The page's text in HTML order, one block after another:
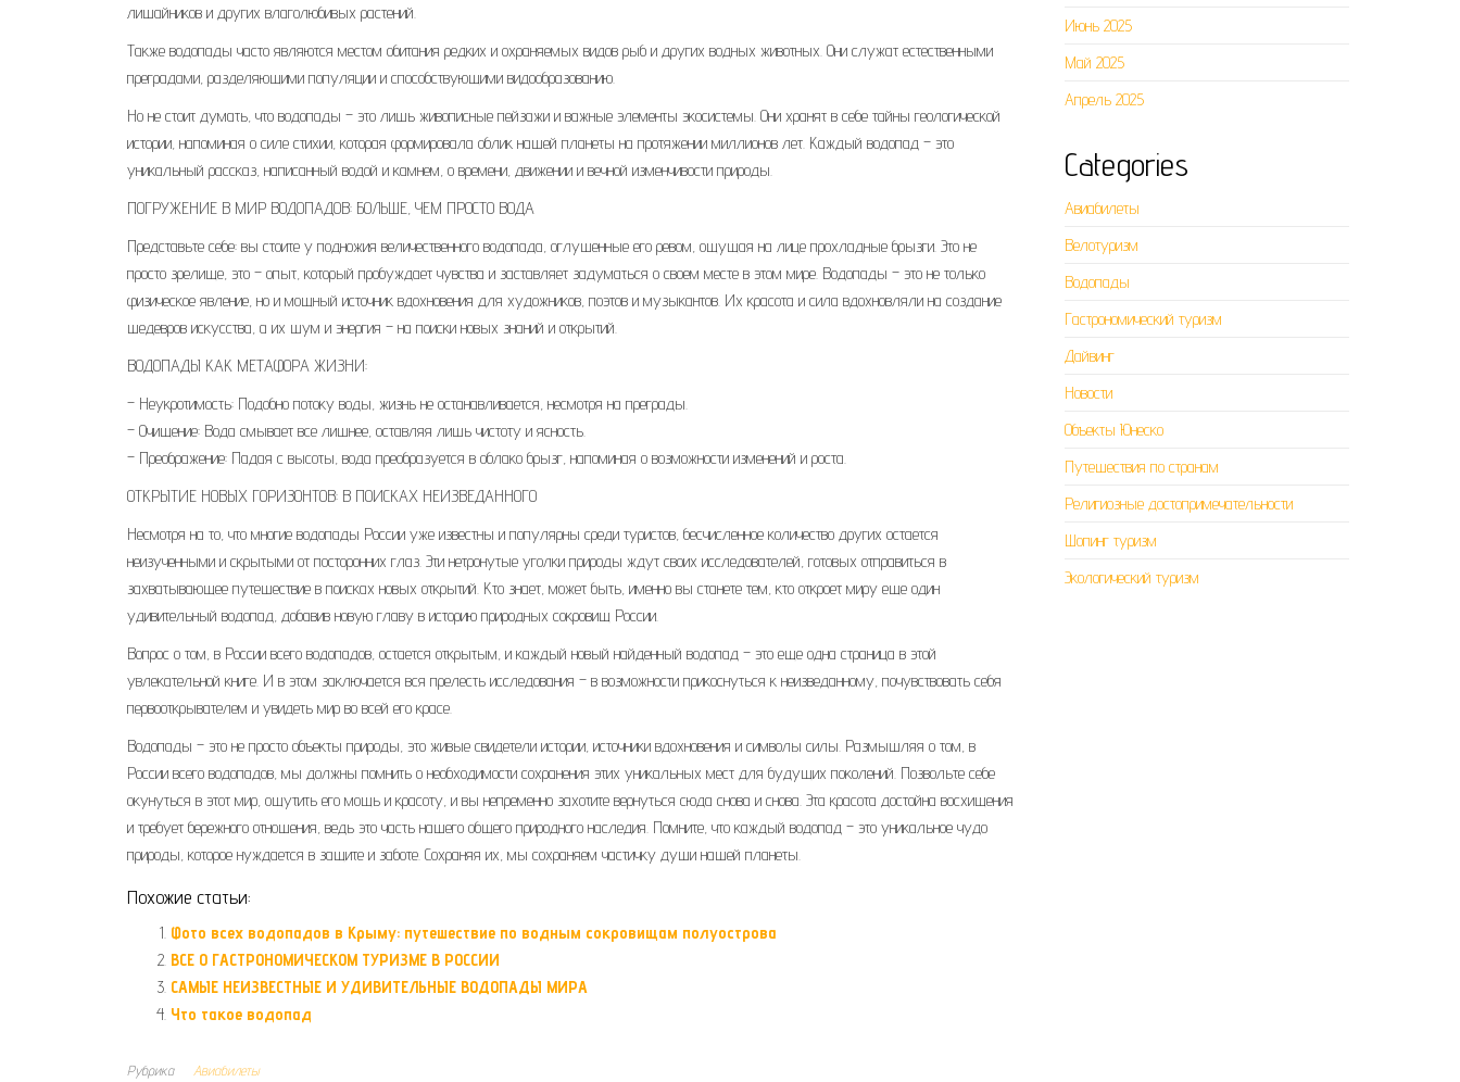
лишайников и других влаголюбивых растений.
Также водопады часто являются местом обитания редких и охраняемых видов рыб и других водных животных. Они служат естественными
преградами, разделяющими популяции и способствующими видообразованию.
Но не стоит думать, что водопады – это лишь живописные пейзажи и важные элементы экосистемы. Они хранят в себе тайны геологической
истории, напоминая о силе стихии, которая формировала облик нашей планеты на протяжении миллионов лет. Каждый водопад – это
уникальный рассказ, написанный водой и камнем, о времени, движении и вечной изменчивости природы.
ПОГРУЖЕНИЕ В МИР ВОДОПАДОВ: БОЛЬШЕ, ЧЕМ ПРОСТО ВОДА
Представьте себе: вы стоите у подножия величественного водопада, оглушенные его ревом, ощущая на лице прохладные брызги. Это не
просто зрелище, это – опыт, который пробуждает чувства и заставляет задуматься о своем месте в этом мире. Водопады – это не только
физическое явление, но и мощный источник вдохновения для художников, поэтов и музыкантов. Их красота и сила вдохновляли на создание
шедевров искусства, а их шум и энергия – на поиски новых знаний и открытий.
ВОДОПАДЫ КАК МЕТАФОРА ЖИЗНИ:
– Неукротимость: Подобно потоку воды, жизнь не останавливается, несмотря на преграды.
– Очищение: Вода смывает все лишнее, оставляя лишь чистоту и ясность.
– Преображение: Падая с высоты, вода преобразуется в облако брызг, напоминая о возможности изменений и роста.
ОТКРЫТИЕ НОВЫХ ГОРИЗОНТОВ: В ПОИСКАХ НЕИЗВЕДАННОГО
Несмотря на то, что многие водопады России уже известны и популярны среди туристов, бесчисленное количество других остается
неизученными и скрытыми от посторонних глаз. Эти нетронутые уголки природы ждут своих исследователей, готовых отправиться в
захватывающее путешествие в поисках новых открытий. Кто знает, может быть, именно вы станете тем, кто откроет миру еще один
удивительный водопад, добавив новую главу в историю природных сокровищ России.
Вопрос о том, в России всего водопадов, остается открытым, и каждый новый найденный водопад – это еще одна страница в этой
увлекательной книге. И в этом заключается вся прелесть исследования – в возможности прикоснуться к неизведанному, почувствовать себя
первооткрывателем и увидеть мир во всей его красе.
Водопады – это не просто объекты природы, это живые свидетели истории, источники вдохновения и символы силы. Размышляя о том, в
России всего водопадов, мы должны помнить о необходимости сохранения этих уникальных мест для будущих поколений. Позвольте себе
окунуться в этот мир, ощутить его мощь и красоту, и вы непременно захотите вернуться сюда снова и снова. Эта красота достойна восхищения
и требует бережного отношения, ведь это часть нашего общего природного наследия. Помните, что каждый водопад – это уникальное чудо
природы, которое нуждается в защите и заботе. Сохраняя их, мы сохраняем частичку души нашей планеты.
Похожие статьи:
Фото всех водопадов в Крыму: путешествие по водным сокровищам полуострова
ВСЕ О ГАСТРОНОМИЧЕСКОМ ТУРИЗМЕ В РОССИИ
САМЫЕ НЕИЗВЕСТНЫЕ И УДИВИТЕЛЬНЫЕ ВОДОПАДЫ МИРА
Что такое водопад
Рубрика Авиабилеты
Июнь 2025
Май 2025
Апрель 2025
Categories
Авиабилеты
Велотуризм
Водопады
Гастрономический туризм
Дайвинг
Новости
Объекты Юнеско
Путешествия по странам
Религиозные достопримечательности
Шопинг туризм
Экологический туризм